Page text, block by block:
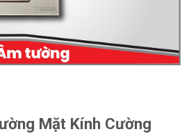
Mặt Kính Cường